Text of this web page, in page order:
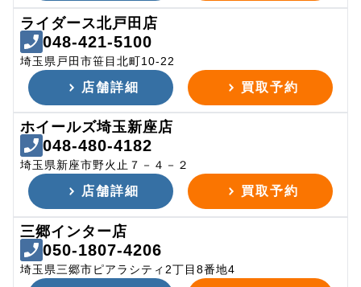
ライダース北戸田店
048-421-5100
埼玉県戸田市笹目北町10-22
店舗詳細 買取予約
ホイールズ埼玉新座店
048-480-4182
埼玉県新座市野火止７－４－２
店舗詳細 買取予約
三郷インター店
050-1807-4206
埼玉県三郷市ピアラシティ2丁目8番地4